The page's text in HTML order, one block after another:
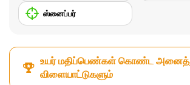
ஸ்னைப்பர்
உயர் மதிப்பெண்கள் கொண்ட
விளையாட்டுகளும்